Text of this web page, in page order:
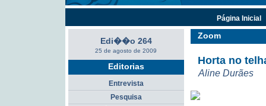
Zoom
Horta no
Aline Durães
Edi��o 264
25 de agosto de 2009
Editorias
Entrevista
Pesquisa
Página Inicial